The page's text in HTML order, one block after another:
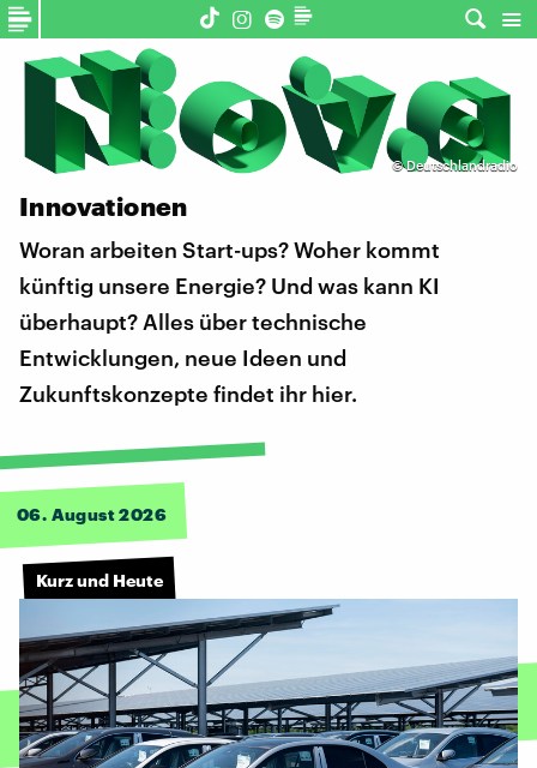
©Deutschlandradio
Innovationen
Woran arbeiten Start-ups? Woher kommt
künftig unsere Energie? Und was kann KI
überhaupt? Alles über technische
Entwicklungen, neue Ideen und
Zukunftskonzepte findet ihr hier.
06. August 2026
Kurz und Heute